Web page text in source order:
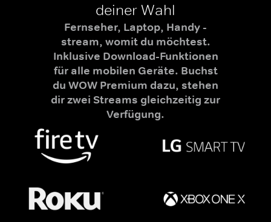
deiner Wahl
Fernseher, Laptop, Handy -
stream, womit du möchtest.
Inklusive Download-Funktionen
für alle mobilen Geräte. Buchst
du WOW Premium dazu, stehen
dir zwei Streams gleichzeitig zur
Verfügung.